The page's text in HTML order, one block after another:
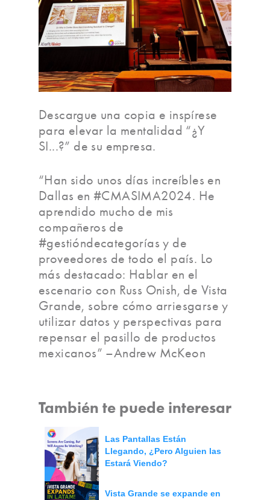
Descargue una copia e inspírese
para elevar la mentalidad “¿Y
SI...?” de su empresa.
“Han sido unos días increíbles en
Dallas en #CMASIMA2024. He
aprendido mucho de mis
compañeros de
#gestióndecategorías y de
proveedores de todo el país. Lo
más destacado: Hablar en el
escenario con Russ Onish, de Vista
Grande, sobre cómo arriesgarse y
utilizar datos y perspectivas para
repensar el pasillo de productos
mexicanos” –Andrew McKeon
También te puede interesar
Las Pantallas Están
Llegando, ¿Pero Alguien las
Estará Viendo?
Vista Grande se expande en